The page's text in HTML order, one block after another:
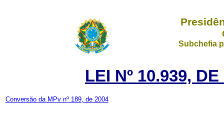
Subchefia
LEI Nº 10.939,
Conversão da MPv nº 189, de 2004